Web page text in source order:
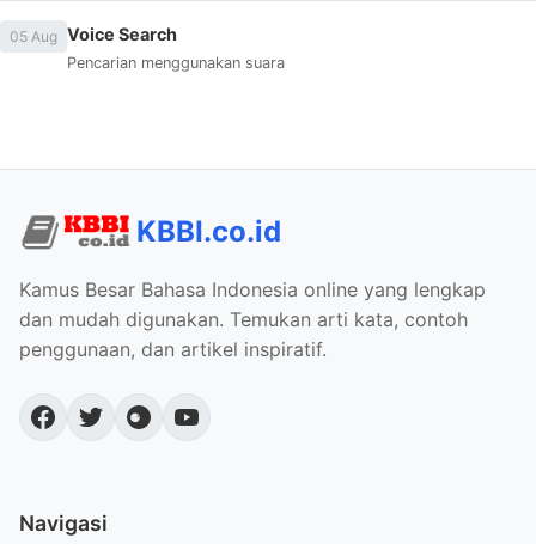
05 Aug Voice Search
Pencarian menggunakan suara
KBBI.co.id
Kamus Besar Bahasa Indonesia online yang lengkap
dan mudah digunakan. Temukan arti kata, contoh
penggunaan, dan artikel inspiratif.
Navigasi